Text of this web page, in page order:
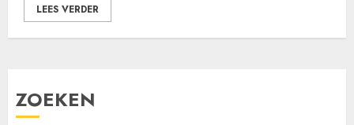
LEES VERDER
ZOEKEN